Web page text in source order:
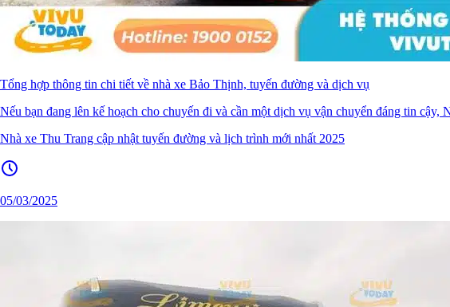
Tổng hợp thông tin chi tiết về nhà xe Bảo Thịnh, tuyến đường và dịch vụ
Nếu bạn đang lên kế hoạch cho chuyến đi và cần một dịch vụ vận chuyển đáng tin cậy,
Nhà xe Thu Trang cập nhật tuyến đường và lịch trình mới nhất 2025
05/03/2025